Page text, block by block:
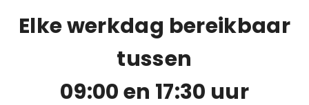
Elke werkdag bereikbaar
tussen
09:00 en 17:30 uur